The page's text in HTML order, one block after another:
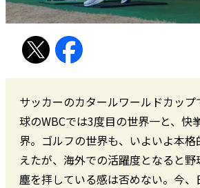
サッカーのカタールワールドカッ
球のWBCでは3度目の世界一と、快
界。ゴルフの世界も、いよいよ本
えたが、海外での活躍度となると
塵を拝している感は否めない。今、